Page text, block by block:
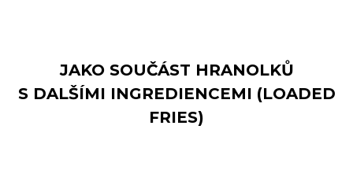
JAKO SOUČÁST HRANOLKŮ
S DALŠÍMI INGREDIENCEMI (LOADED
FRIES)